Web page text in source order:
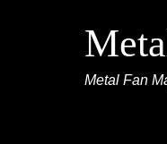
Metal Fan